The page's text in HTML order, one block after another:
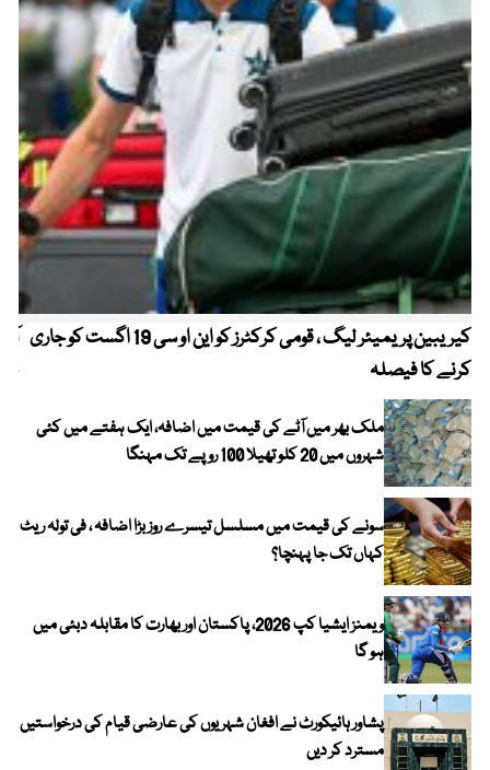
کیریبین پریمیئر لیگ ، قومی کرکٹرز کو این او سی 19 اگست کو جاری
کرنے کا فیصلہ
ملک بھر میں آٹے کی قیمت میں اضافہ، ایک ہفتے میں کئی
شہروں میں 20 کلو تھیلا 100 روپے تک مہنگا
سونے کی قیمت میں مسلسل تیسرے روز بڑا اضافہ ، فی تولہ ریٹ
کہاں تک جا پہنچا؟
ویمنز ایشیا کپ 2026، پاکستان اور بھارت کا مقابلہ دبئی میں
ہو گا
پشاور ہائیکورٹ نے افغان شہریوں کی عارضی قیام کی درخواستیں
مسترد کر دیں